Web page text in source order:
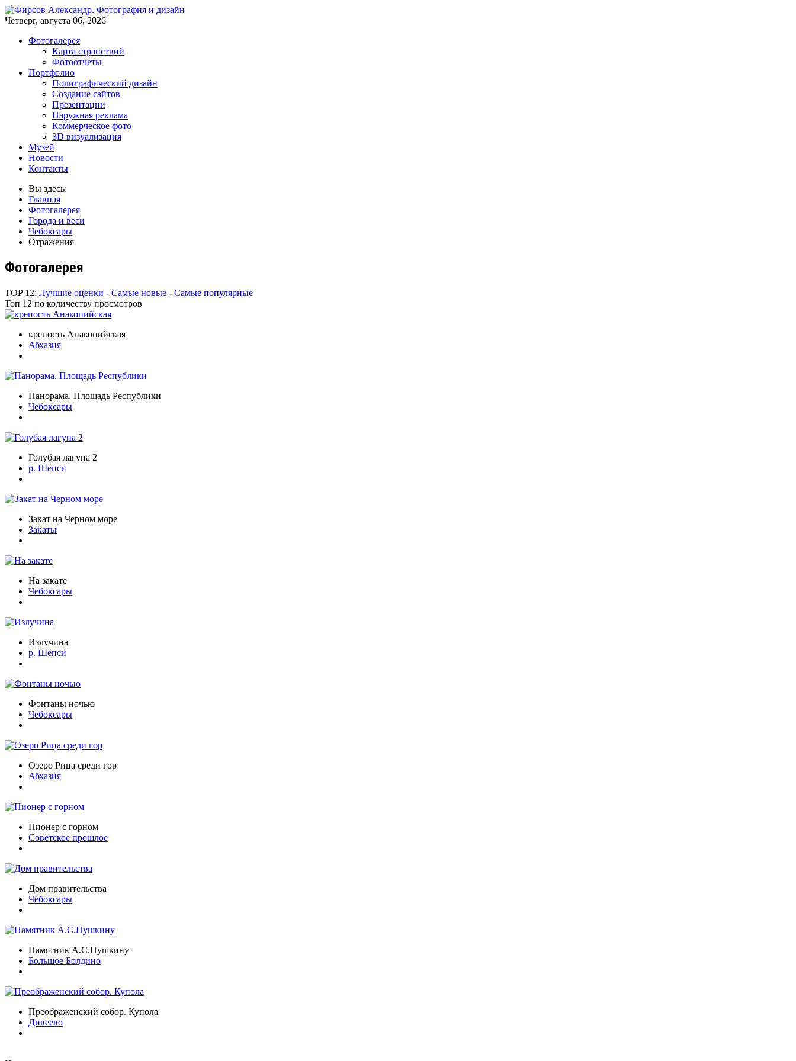
Четверг, августа 06, 2026
Фотогалерея
Карта странствий
Фотоотчеты
Портфолио
Полиграфический дизайн
Создание сайтов
Презентации
Наружная реклама
Коммерческое фото
3D визуализация
Музей
Новости
Контакты
Вы здесь:
Главная
Фотогалерея
Города и веси
Чебоксары
Отражения
Фотогалерея
TOP 12: Лучшие оценки - Самые новые - Самые популярные
Топ 12 по количеству просмотров
крепость Анакопийская
Абхазия
Панорама. Площадь Республики
Чебоксары
Голубая лагуна 2
р. Шепси
Закат на Черном море
Закаты
На закате
Чебоксары
Излучина
р. Шепси
Фонтаны ночью
Чебоксары
Озеро Рица среди гор
Абхазия
Пионер с горном
Советское прошлое
Дом правительства
Чебоксары
Памятник А.С.Пушкину
Большое Болдино
Преображенский собор. Купола
Дивеево